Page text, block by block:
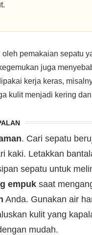
pemakaian sepatu
juga
kerja keras,
kulit menjadi kering
. Cari sepatu
kaki. Letakkan
sepatu untuk
empuk saat
Anda. Gunakan air
kulit yang
mudah.